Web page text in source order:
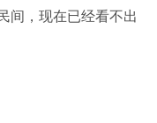
间，现在已经看不出